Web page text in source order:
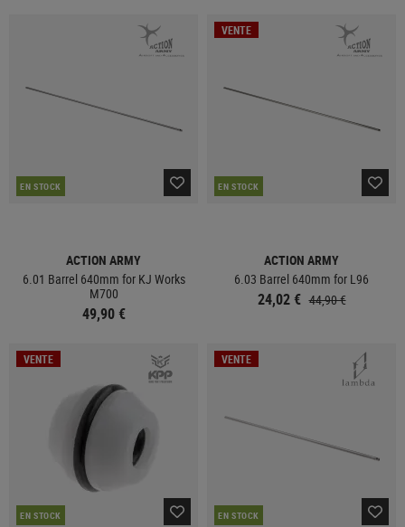
EN STOCK
ACTION ARMY
6.01 Barrel 640mm for KJ Works
M700
49,90 €
VENTE
EN STOCK
ACTION ARMY
6.03 Barrel 640mm for L96
24,02 € 44,90 €
VENTE
EN STOCK
VENTE
EN STOCK